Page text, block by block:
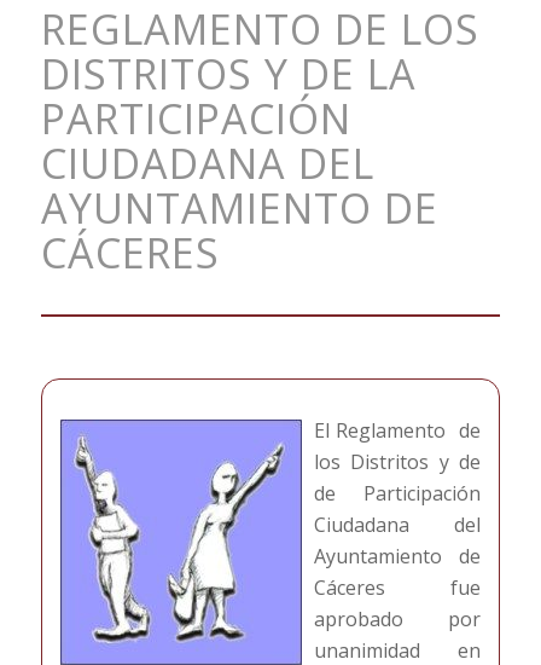
REGLAMENTO DE LOS
DISTRITOS Y DE LA
PARTICIPACIÓN
CIUDADANA DEL
AYUNTAMIENTO DE
CÁCERES
El Reglamento de
los Distritos y de
de Participación
Ciudadana del
Ayuntamiento de
Cáceres fue
aprobado por
unanimidad en